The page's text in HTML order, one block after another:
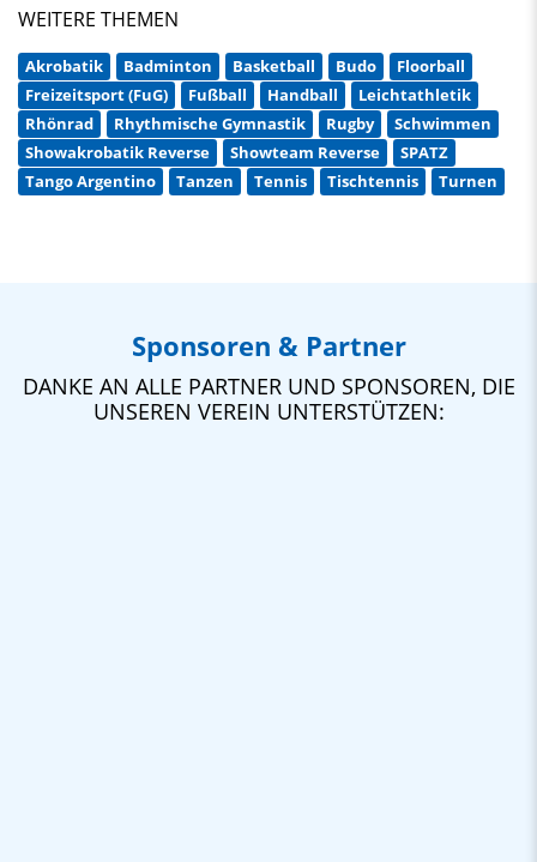
WEITERE THEMEN
Akrobatik Badminton Basketball Budo
Floorball
Freizeitsport (FuG)
Fußball Handball
Leichtathletik
Rhönrad
Rhythmische Gymnastik Rugby
Schwimmen
Showakrobatik Reverse
Showteam Reverse
SPATZ
Tango Argentino
Tanzen Tennis Tischtennis Turnen
Sponsoren & Partner
DANKE AN ALLE PARTNER UND SPONSOREN, DIE
UNSEREN VEREIN UNTERSTÜTZEN: